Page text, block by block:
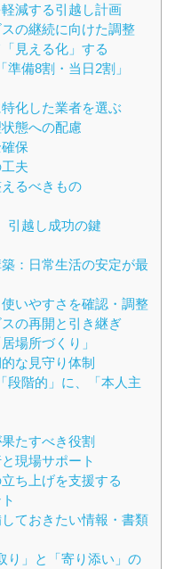
減する引越し計画
の継続に向けた調整
見える化」する
備8割・当日2割」
化した業者を選ぶ
態への配慮
保
夫
るべきもの
引越し成功の鍵
：日常生活の安定が最
いやすさを確認・調整
の再開と引き継ぎ
場所づくり」
な見守り体制
段階的」に、「本人主
たすべき役割
現場サポート
ち上げを支援する
ておきたい情報・書類
り」と「寄り添い」の